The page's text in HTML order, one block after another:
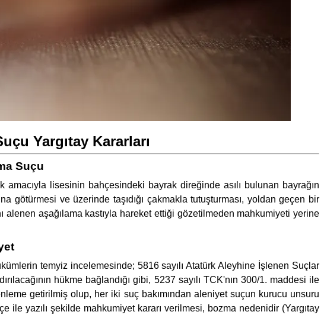
Yargıtay Kararları
Suçu
lisesinin bahçesindeki bayrak direğinde asılı bulunan bayrağın
götürmesi ve üzerinde taşıdığı çakmakla tutuşturması, yoldan geçen bir
aşağılama kastıyla hareket ettiği gözetilmeden mahkumiyeti yerine
temyiz incelemesinde; 5816 sayılı Atatürk Aleyhine İşlenen Suçlar
hükme bağlandığı gibi, 5237 sayılı TCK'nın 300/1. maddesi ile
getirilmiş olup, her iki suç bakımından aleniyet suçun kurucu unsuru
yazılı şekilde mahkumiyet kararı verilmesi, bozma nedenidir (Yargıtay